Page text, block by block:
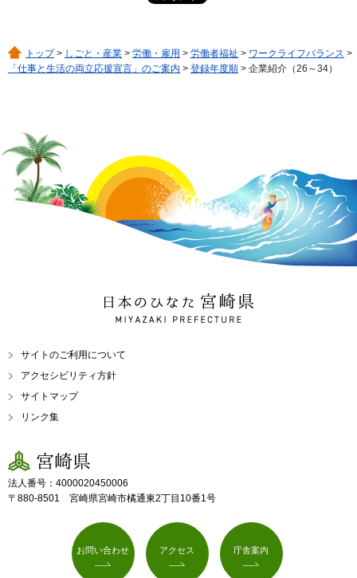
トップ> しごと・産業 > 労働・雇用 > 労働者福祉 > ワークライフバランス >
「仕事と生活の両立応援宣言」のご案内 > 登録年度順 > 企業紹介（26～34）
日本のひなた 宮崎県
MIYAZAKI PREFECTURE
サイトのご利用について
アクセシビリティ方針
サイトマップ
リンク集
宮崎県
法人番号：4000020450006
〒880-8501 宮崎県宮崎市橘通東2丁目10番1号
お問い合わせ アクセス 庁舎案内